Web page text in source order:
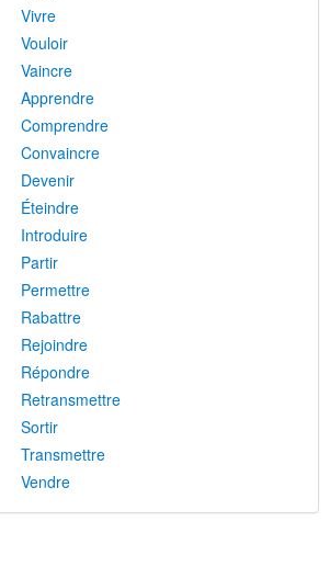
Vivre
Vouloir
Vaincre
Apprendre
Comprendre
Convaincre
Devenir
Éteindre
Introduire
Partir
Permettre
Rabattre
Rejoindre
Répondre
Retransmettre
Sortir
Transmettre
Vendre